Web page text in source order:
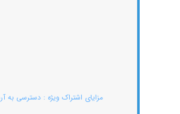
مزایای اشتراک ویژه : دسترسی به